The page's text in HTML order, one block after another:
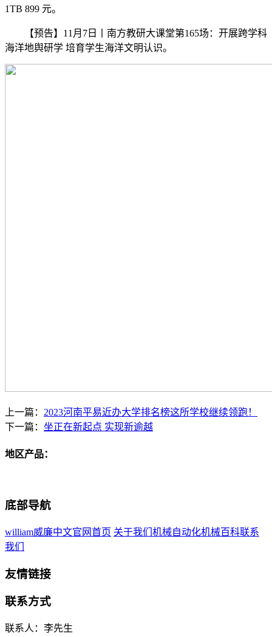
1TB 899 元。
【预告】11月7日丨南方教研大课堂第165场：开展跨学科
海洋地舆研学 培育学生海洋文明认识。
上一篇： 2023河南平易近办大学排名榜这所学校继续领跑！
下一篇： 坐正在新起点 实现新逾越
地区产品：
底部导航
william威廉中文官网首页 关于我们 机械自动化机械百科联系
我们
友情链接
联系方式
联系人：李先生